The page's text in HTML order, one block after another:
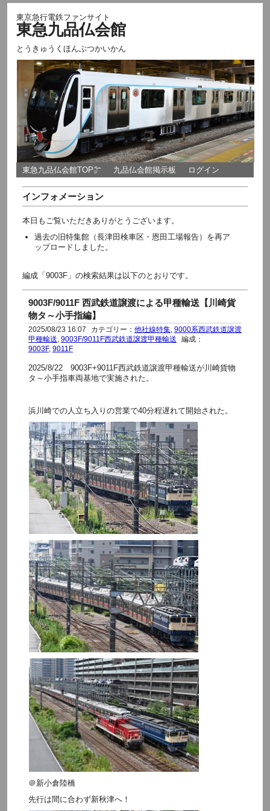
東京急行電鉄ファンサイト
東急九品仏会館
とうきゅうくほんぶつかいかん
東急九品仏会館TOP㌻ 九品仏会館掲示板 ログイン
インフォメーション
本日もご覧いただきありがとうございます。
過去の旧特集館（長津田検車区・恩田工場報告）を再ア
ップロードしました。
編成「9003F」の検索結果は以下のとおりです。
9003F/9011F 西武鉄道譲渡による甲種輸送【川崎貨
物タ～小手指編】
2025/08/23 16:07 カテゴリー： 他社線特集, 9000系西武鉄道譲渡
甲種輸送 9003F/9011F西武鉄道譲渡甲種輸送
編成：
9003F, 9011F
2025/8/22 9003F+9011F西武鉄道譲渡甲種輸送が川崎貨物
タ～小手指車両基地で実施された。
浜川崎での人立ち入りの営業で40分程遅れて開始された。
＠新小倉陸橋
先行は間に合わず新秋津へ！